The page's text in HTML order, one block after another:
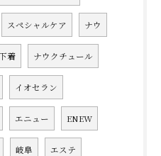
スペシャルケア ナウ
着 ナウクチュール
イオセラン
エニュー ENEW
岐阜 エステ